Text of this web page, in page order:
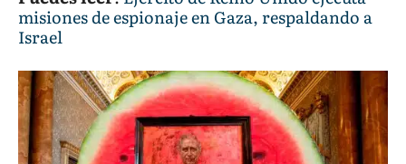
misiones de espionaje en Gaza, respaldando a
Israel